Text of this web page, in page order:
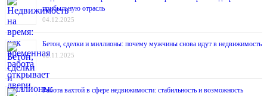
прибыльную отрасль
04.12.2025
Бетон, сделки и миллионы: почему мужчины снова идут в недвижимость
12.11.2025
Работа вахтой в сфере недвижимости: стабильность и возможность